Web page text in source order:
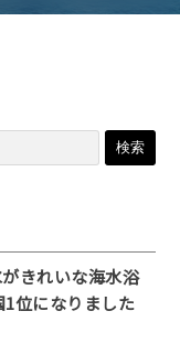
きれいな海水浴
位になりました